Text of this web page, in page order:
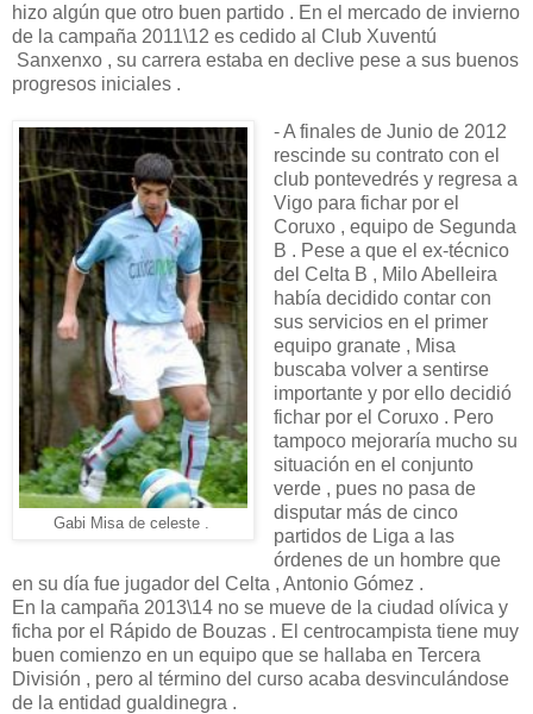
hizo algún que otro buen partido . En el mercado de invierno
de la campaña 2011\12 es cedido al Club Xuventú
Sanxenxo , su carrera estaba en declive pese a sus buenos
progresos iniciales .
Gabi Misa de celeste .
- A finales de Junio de 2012
rescinde su contrato con el
club pontevedrés y regresa a
Vigo para fichar por el
Coruxo , equipo de Segunda
B . Pese a que el ex-técnico
del Celta B , Milo Abelleira
había decidido contar con
sus servicios en el primer
equipo granate , Misa
buscaba volver a sentirse
importante y por ello decidió
fichar por el Coruxo . Pero
tampoco mejoraría mucho su
situación en el conjunto
verde , pues no pasa de
disputar más de cinco
partidos de Liga a las
órdenes de un hombre que
en su día fue jugador del Celta , Antonio Gómez .
En la campaña 2013\14 no se mueve de la ciudad olívica y
ficha por el Rápido de Bouzas . El centrocampista tiene muy
buen comienzo en un equipo que se hallaba en Tercera
División , pero al término del curso acaba desvinculándose
de la entidad gualdinegra .